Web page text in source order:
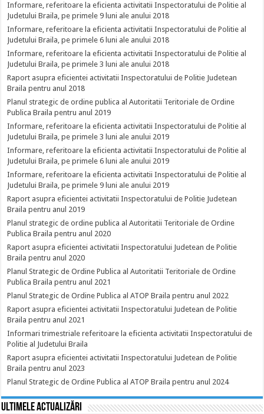
Informare, referitoare la eficienta activitatii Inspectoratului de Politie al
Judetului Braila, pe primele 9 luni ale anului 2018
Informare, referitoare la eficienta activitatii Inspectoratului de Politie al
Judetului Braila, pe primele 6 luni ale anului 2018
Informare, referitoare la eficienta activitatii Inspectoratului de Politie al
Judetului Braila, pe primele 3 luni ale anului 2018
Raport asupra eficientei activitatii Inspectoratului de Politie Judetean
Braila pentru anul 2018
Planul strategic de ordine publica al Autoritatii Teritoriale de Ordine
Publica Braila pentru anul 2019
Informare, referitoare la eficienta activitatii Inspectoratului de Politie al
Judetului Braila, pe primele 3 luni ale anului 2019
Informare, referitoare la eficienta activitatii Inspectoratului de Politie al
Judetului Braila, pe primele 6 luni ale anului 2019
Informare, referitoare la eficienta activitatii Inspectoratului de Politie al
Judetului Braila, pe primele 9 luni ale anului 2019
Raport asupra eficientei activitatii Inspectoratului de Politie Judetean
Braila pentru anul 2019
Planul strategic de ordine publica al Autoritatii Teritoriale de Ordine
Publica Braila pentru anul 2020
Raport asupra eficientei activitatii Inspectoratului Judetean de Politie
Braila pentru anul 2020
Planul Strategic de Ordine Publica al Autoritatii Teritoriale de Ordine
Publica Braila pentru anul 2021
Planul Strategic de Ordine Publica al ATOP Braila pentru anul 2022
Raport asupra eficientei activitatii Inspectoratului Judetean de Politie
Braila pentru anul 2021
Informari trimestriale referitoare la eficienta activitatii Inspectoratului de
Politie al Judetului Braila
Raport asupra eficientei activitatii Inspectoratului Judetean de Politie
Braila pentru anul 2023
Planul Strategic de Ordine Publica al ATOP Braila pentru anul 2024
Ultimele actualizări